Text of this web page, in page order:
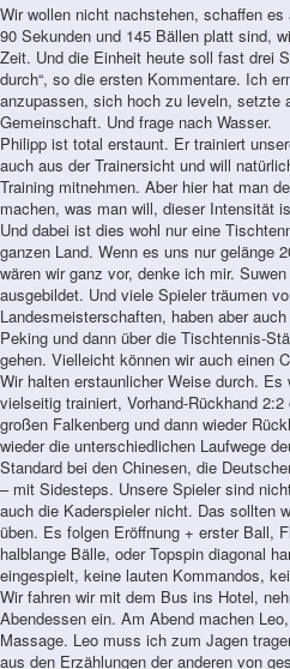
Wir wollen nicht nachstehen, schaffen
90 Sekunden und 145 Bällen platt sind,
Zeit. Und die Einheit heute soll fast drei
durch“, so die ersten Kommentare. Ich
anzupassen, sich hoch zu leveln, setzte
Gemeinschaft. Und frage nach Wasser.
Philipp ist total erstaunt. Er trainiert
auch aus der Trainersicht und will
Training mitnehmen. Aber hier hat man
machen, was man will, dieser Intensität
Und dabei ist dies wohl nur eine
ganzen Land. Wenn es uns nur gelänge
wären wir ganz vor, denke ich mir.
ausgebildet. Und viele Spieler träumen
Landesmeisterschaften, haben aber
Peking und dann über die Tischtennis-
gehen. Vielleicht können wir auch einen
Wir halten erstaunlicher Weise durch.
vielseitig trainiert, Vorhand-Rückhand
großen Falkenberg und dann wieder
wieder die unterschiedlichen Laufwege
Standard bei den Chinesen, die
– mit Sidesteps. Unsere Spieler sind
auch die Kaderspieler nicht. Das sollten
üben. Es folgen Eröffnung + erster Ball,
halblange Bälle, oder Topspin diagonal
eingespielt, keine lauten Kommandos,
Wir fahren wir mit dem Bus ins Hotel,
Abendessen ein. Am Abend machen
Massage. Leo muss ich zum Jagen
aus den Erzählungen der anderen von